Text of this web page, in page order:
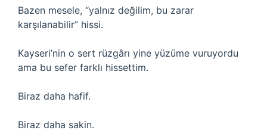
Bazen mesele, “yalnız değilim, bu zarar
karşılanabilir” hissi.
Kayseri’nin o sert rüzgârı yine yüzüme vuruyordu
ama bu sefer farklı hissettim.
Biraz daha hafif.
Biraz daha sakin.